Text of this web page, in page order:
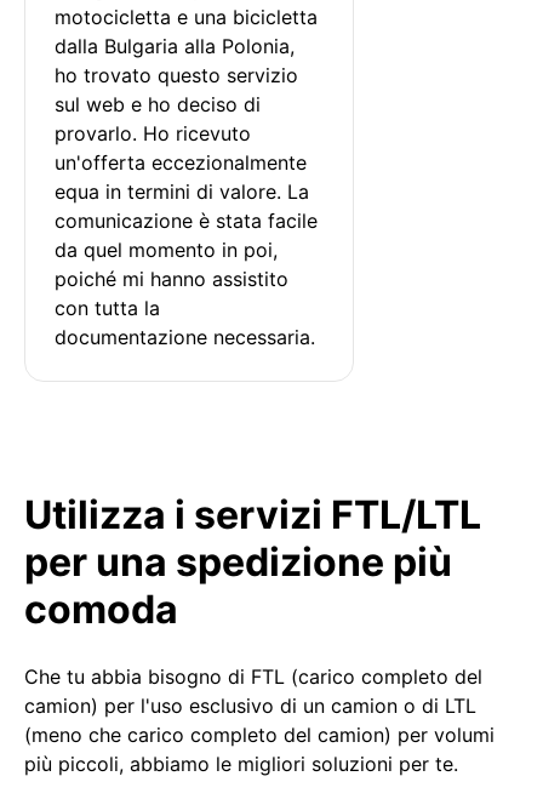
motocicletta e una bicicletta
dalla Bulgaria alla Polonia,
ho trovato questo servizio
sul web e ho deciso di
provarlo. Ho ricevuto
un'offerta eccezionalmente
equa in termini di valore. La
comunicazione è stata facile
da quel momento in poi,
poiché mi hanno assistito
con tutta la
documentazione necessaria.
Utilizza i servizi FTL/LTL
per una spedizione più
comoda
Che tu abbia bisogno di FTL (carico completo del
camion) per l'uso esclusivo di un camion o di LTL
(meno che carico completo del camion) per volumi
più piccoli, abbiamo le migliori soluzioni per te.